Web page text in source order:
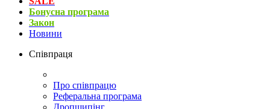
Бонусна програма
Закон
Новини
Співпраця
Про співпрацю
Реферальна програма
Дропшипінг